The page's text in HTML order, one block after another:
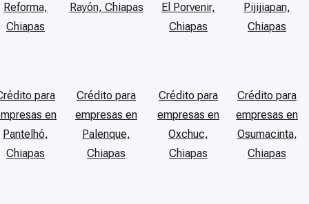
Reforma,
Chiapas
Rayón, Chiapas
El Porvenir,
Chiapas
Pijijiapan,
Chiapas
para
en
Pantelhó,
Chiapas
Crédito para
empresas en
Palenque,
Chiapas
Crédito para
empresas en
Oxchuc,
Chiapas
Crédito para
empresas en
Osumacinta,
Chiapas